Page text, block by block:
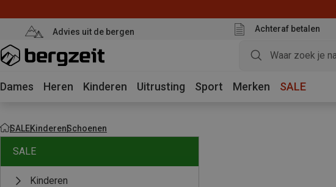
Advies uit de bergen Achteraf betalen
Dames Heren Kinderen Uitrusting Sport Merken SALE
SALEKinderenSchoenen
SALE
Kinderen